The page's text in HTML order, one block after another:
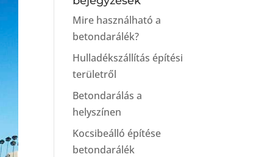
Mire használható a
betondarálék?
Hulladékszállítás építési
területről
Betondarálás a
helyszínen
Kocsibeálló építése
betondarálék